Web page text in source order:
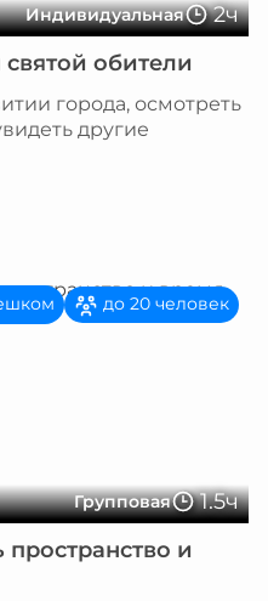
Индивидуальная 2ч
обители
города, осмотреть
другие
Групповая 1.5ч
до 20 человек
и